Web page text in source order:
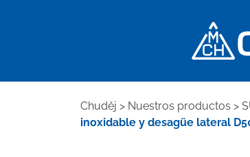
Chuděj > Nuestros productos >
inoxidable y desagüe lateral